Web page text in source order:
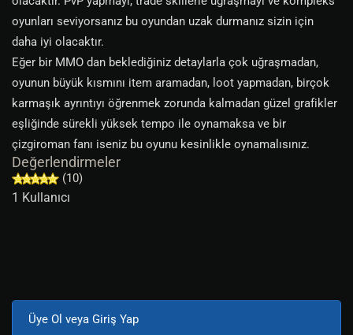
oyunları seviyorsanız bu oyundan uzak durmanız sizin için
daha iyi olacaktır.
Eğer bir MMO dan beklediğiniz detaylarla çok uğraşmadan,
oyunun büyük kısmını item aramadan, loot yapmadan, birçok
karmaşık ayrıntıyı öğrenmek zorunda kalmadan güzel grafikler
eşliğinde sürekli yüksek tempo ile oynamaksa ve bir
çizgiroman fanı iseniz bu oyunu kesinlikle oynamalısınız.
Değerlendirmeler
(10)
1 Kullanıcı
Üye Ol veya Giriş Yap